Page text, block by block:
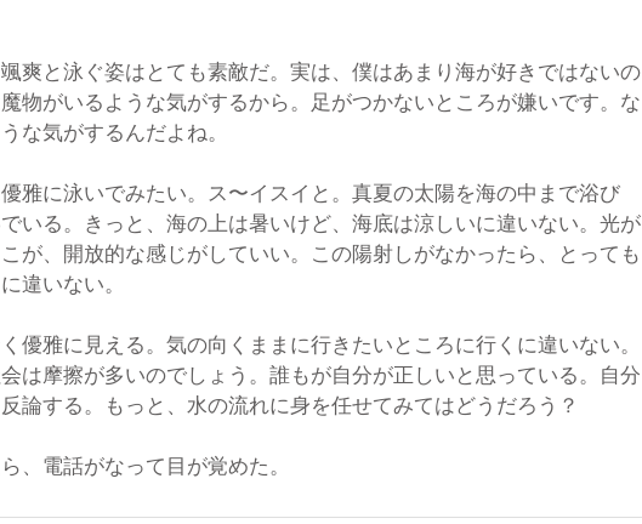
爽と泳ぐ姿はとても素敵だ。実は、僕はあまり海が好きではないの
物がいるような気がするから。足がつかないところが嫌いです。な
な気がするんだよね。
雅に泳いでみたい。ス〜イスイと。真夏の太陽を海の中まで浴び
いる。きっと、海の上は暑いけど、海底は涼しいに違いない。光が
が、開放的な感じがしていい。この陽射しがなかったら、とっても
違いない。
優雅に見える。気の向くままに行きたいところに行くに違いない。
は摩擦が多いのでしょう。誰もが自分が正しいと思っている。自分
論する。もっと、水の流れに身を任せてみてはどうだろう？
、電話がなって目が覚めた。